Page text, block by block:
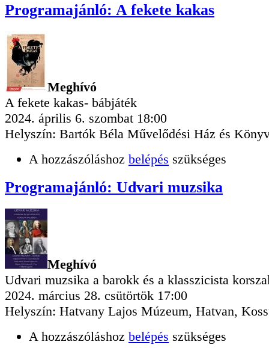
Programajánló: A fekete kakas
Meghívó
A fekete kakas- bábjáték
2024. április 6. szombat 18:00
Helyszín: Bartók Béla Művelődési Ház és
A hozzászóláshoz belépés szükséges
Programajánló: Udvari muzsika
Meghívó
Udvari muzsika a barokk és a klasszicista
2024. március 28. csütörtök 17:00
Helyszín: Hatvany Lajos Múzeum, Hatvan,
A hozzászóláshoz belépés szükséges